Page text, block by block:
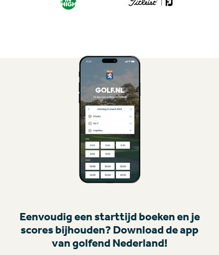
Eenvoudig een starttijd boeken en je
scores bijhouden? Download de app
van golfend Nederland!